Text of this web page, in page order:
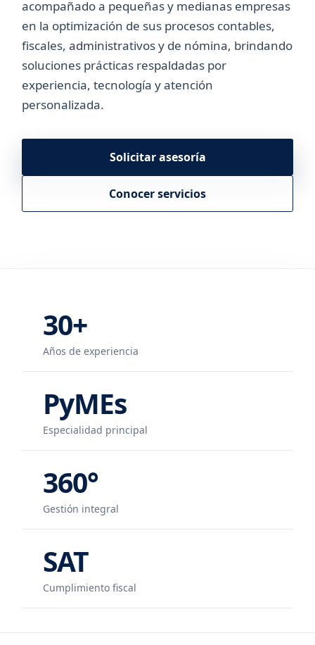
acompañado a pequeñas y medianas empresas
en la optimización de sus procesos contables,
fiscales, administrativos y de nómina, brindando
soluciones prácticas respaldadas por
experiencia, tecnología y atención
personalizada.
Solicitar asesoría
Conocer servicios
30+
Años de experiencia
PyMEs
Especialidad principal
360°
Gestión integral
SAT
Cumplimiento fiscal